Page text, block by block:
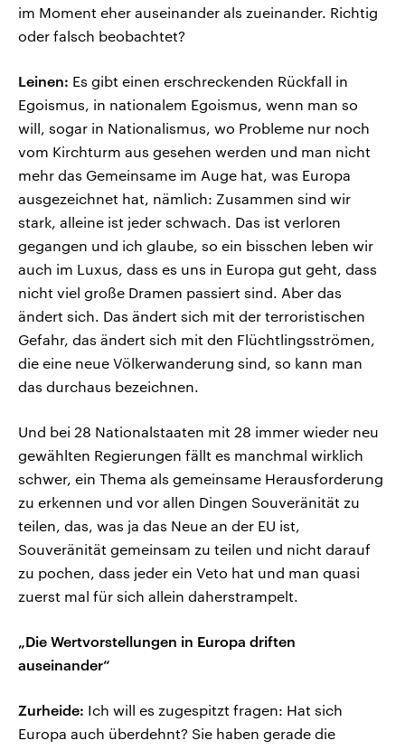
im Moment eher auseinander als zueinander. Richtig
oder falsch beobachtet?
Leinen: Es gibt einen erschreckenden Rückfall in
Egoismus, in nationalem Egoismus, wenn man so
will, sogar in Nationalismus, wo Probleme nur noch
vom Kirchturm aus gesehen werden und man nicht
mehr das Gemeinsame im Auge hat, was Europa
ausgezeichnet hat, nämlich: Zusammen sind wir
stark, alleine ist jeder schwach. Das ist verloren
gegangen und ich glaube, so ein bisschen leben wir
auch im Luxus, dass es uns in Europa gut geht, dass
nicht viel große Dramen passiert sind. Aber das
ändert sich. Das ändert sich mit der terroristischen
Gefahr, das ändert sich mit den Flüchtlingsströmen,
die eine neue Völkerwanderung sind, so kann man
das durchaus bezeichnen.
Und bei 28 Nationalstaaten mit 28 immer wieder neu
gewählten Regierungen fällt es manchmal wirklich
schwer, ein Thema als gemeinsame Herausforderung
zu erkennen und vor allen Dingen Souveränität zu
teilen, das, was ja das Neue an der EU ist,
Souveränität gemeinsam zu teilen und nicht darauf
zu pochen, dass jeder ein Veto hat und man quasi
zuerst mal für sich allein daherstrampelt.
„Die Wertvorstellungen in Europa driften
auseinander“
Zurheide: Ich will es zugespitzt fragen: Hat sich
Europa auch überdehnt? Sie haben gerade die